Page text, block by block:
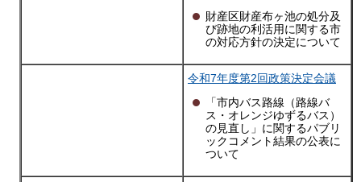
財産区財産布ヶ池の処分及
び跡地の利活用に関する市
の対応方針の決定について
令和7年度第2回政策決定会議
「市内バス路線（路線バ
ス・オレンジゆずるバス）
の見直し」に関するパブリ
ックコメント結果の公表に
ついて